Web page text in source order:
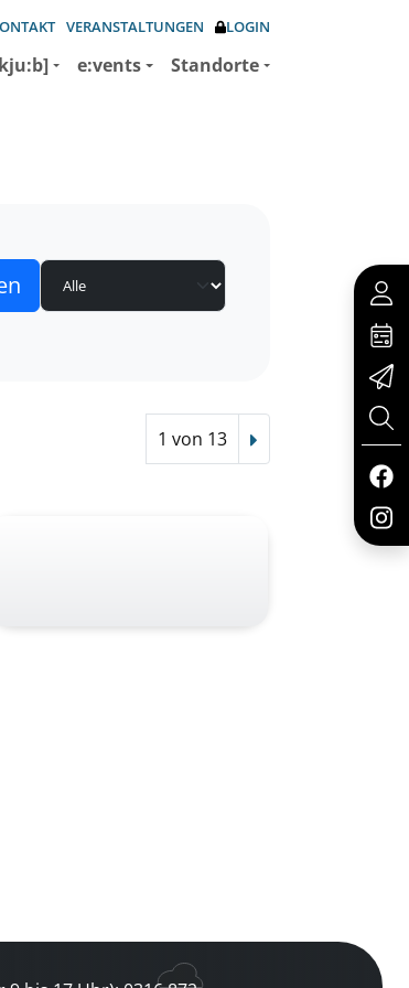
VERANSTALTUNGEN LOGIN
e:vents Standorte
1 von 13 Nächster Treffer